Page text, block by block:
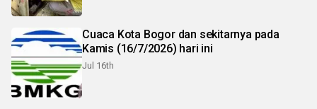
Cuaca Kota Bogor dan sekitarnya pada
Kamis (16/7/2026) hari ini
Jul 16th